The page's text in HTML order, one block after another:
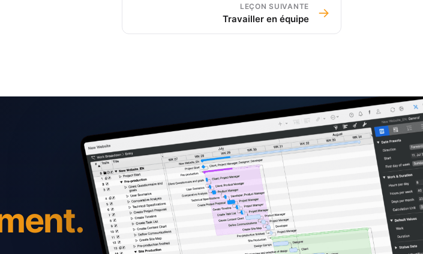
LEÇON SUIVANTE
Travailler en équipe →